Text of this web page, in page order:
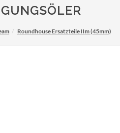
Roundhouse Ersatzteile IIm (45mm)